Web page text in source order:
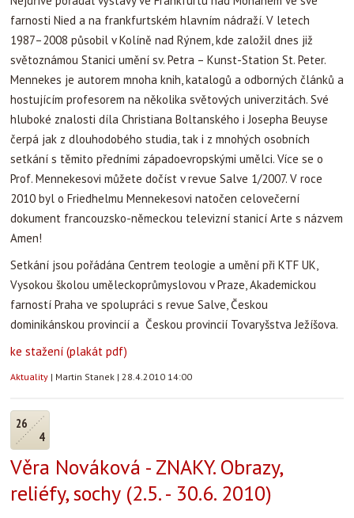
hostujícím profesorem na několika světových univerzitách. Své
hluboké znalosti díla Christiana Boltanského i Josepha Beuyse
čerpá jak z dlouhodobého studia, tak i z mnohých osobních
setkání s těmito předními západoevropskými umělci. Více se o
Prof. Mennekesovi můžete dočíst v revue Salve 1/2007. V roce
2010 byl o Friedhelmu Mennekesovi natočen celovečerní
dokument francouzsko-německou televizní stanicí Arte s názvem
Amen!
Setkání jsou pořádána Centrem teologie a umění při KTF UK,
Vysokou školou uměleckoprůmyslovou v Praze, Akademickou
farností Praha ve spolupráci s revue Salve, Českou
dominikánskou provincií a Českou provincií Tovaryšstva Ježíšova.
ke stažení (plakát pdf)
Aktuality | Martin Stanek|28.4.2010 14:00
26
4
Věra Nováková - ZNAKY. Obrazy,
Zveme vás na ochoz kostela Nejsvětějšího Salvátora na výstavu
obrazů, reliéfů a soch renomované české výtvarnice Věry
Novákové. Výstavu zahájí vernisáž v neděli 2. května 2010 v
sakristii kostela po večerní mši sv., tedy cca ve 21.15. Přístupná
bude v době konání bohoslužeb, konkrétně v úterý 18